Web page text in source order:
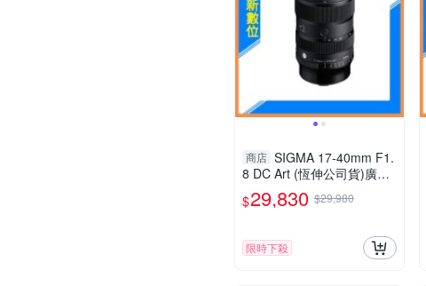
商店 SIGMA 17-40mm F1.
8 DC Art (恆伸公司貨)廣角
變焦鏡頭 大光圈 APS-C
$29,830 $29,980
限時下殺